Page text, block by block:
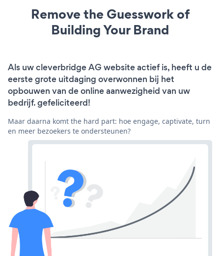
Remove the Guesswork of
Building Your Brand
Als uw cleverbridge AG website actief is, heeft u de
eerste grote uitdaging overwonnen bij het
opbouwen van de online aanwezigheid van uw
bedrijf. gefeliciteerd!
Maar daarna komt the hard part: hoe engage, captivate, turn
en meer bezoekers te ondersteunen?